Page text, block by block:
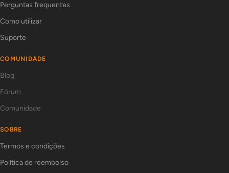
Perguntas frequentes
Como utilizar
Suporte
COMUNIDADE
Blog
Fórum
Comunidade
SOBRE
Termos e condições
Política de reembolso